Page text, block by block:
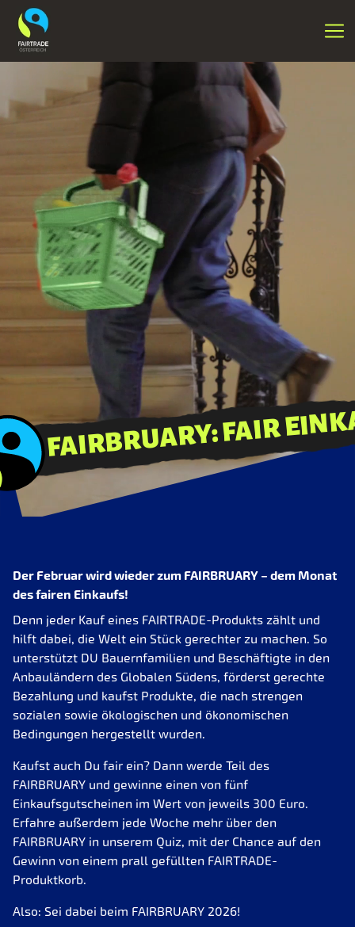
FAIRBRUARY: FAIR
Der Februar wird wieder zum FAIRBRUARY – dem Monat
des fairen Einkaufs!
Denn jeder Kauf eines FAIRTRADE-Produkts zählt und
hilft dabei, die Welt ein Stück gerechter zu machen. So
unterstützt DU Bauernfamilien und Beschäftigte in den
Anbauländern des Globalen Südens, förderst gerechte
Bezahlung und kaufst Produkte, die nach strengen
sozialen sowie ökologischen und ökonomischen
Bedingungen hergestellt wurden.
Kaufst auch Du fair ein? Dann werde Teil des
FAIRBRUARY und gewinne einen von fünf
Einkaufsgutscheinen im Wert von jeweils 300 Euro.
Erfahre außerdem jede Woche mehr über den
FAIRBRUARY in unserem Quiz, mit der Chance auf den
Gewinn von einem prall gefüllten FAIRTRADE-
Produktkorb.
Also: Sei dabei beim FAIRBRUARY 2026!